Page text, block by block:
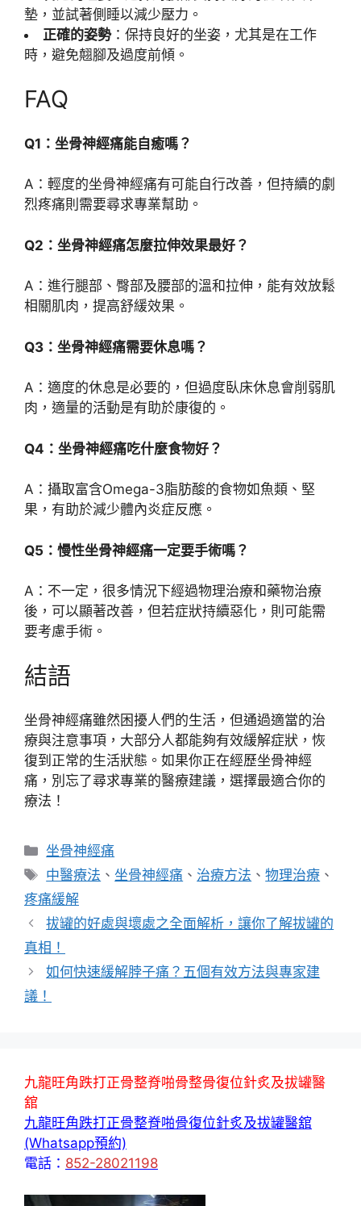
墊，並試著側睡以減少壓力。
正確的姿勢：保持良好的坐姿，尤其是在工作
時，避免翹腳及過度前傾。
FAQ
Q1：坐骨神經痛能自癒嗎？
A：輕度的坐骨神經痛有可能自行改善，但持續的劇
烈疼痛則需要尋求專業幫助。
Q2：坐骨神經痛怎麼拉伸效果最好？
A：進行腿部、臀部及腰部的溫和拉伸，能有效放鬆
相關肌肉，提高舒緩效果。
Q3：坐骨神經痛需要休息嗎？
A：適度的休息是必要的，但過度臥床休息會削弱肌
肉，適量的活動是有助於康復的。
Q4：坐骨神經痛吃什麼食物好？
A：攝取富含Omega-3脂肪酸的食物如魚類、堅
果，有助於減少體內炎症反應。
Q5：慢性坐骨神經痛一定要手術嗎？
A：不一定，很多情況下經過物理治療和藥物治療
後，可以顯著改善，但若症狀持續惡化，則可能需
要考慮手術。
結語
坐骨神經痛雖然困擾人們的生活，但通過適當的治
療與注意事項，大部分人都能夠有效緩解症狀，恢
復到正常的生活狀態。如果你正在經歷坐骨神經
痛，別忘了尋求專業的醫療建議，選擇最適合你的
療法！
分
類
坐骨神經痛
標
籤
中醫療法 、坐骨神經痛 、 治療方法 、物理治療 、
疼痛緩解
拔罐的好處與壞處之全面解析，讓你了解拔罐的
真相！
如何快速緩解脖子痛？五個有效方法與專家建
議！
九龍旺角跌打正骨整脊啪骨整骨復位針炙及拔罐醫
舘
九龍旺角跌打正骨整脊啪骨復位針炙及拔罐醫舘
(Whatsapp預約)
電話： 852-28021198